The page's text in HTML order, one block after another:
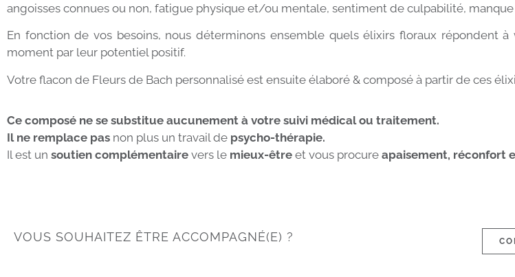
angoisses connues ou non, fatigue physique et/ou mentale, sentiment de culpabilité, manque
En fonction de vos besoins, nous déterminons ensemble quels élixirs floraux répondent
moment par leur potentiel positif.
Votre flacon de Fleurs de Bach personnalisé est ensuite élaboré & composé à partir de ces
Ce composé ne se substitue aucunement à votre suivi médical ou traitement.
Il ne remplace pas non plus un travail de psycho-thérapie.
Il est un soutien complémentaire vers le mieux-être et vous procure apaisement, réconfort
VOUS SOUHAITEZ ÊTRE ACCOMPAGNÉ(E) ?